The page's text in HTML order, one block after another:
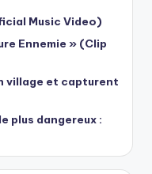
Music Video)
Ennemie » (Clip
village et capturent
plus dangereux :